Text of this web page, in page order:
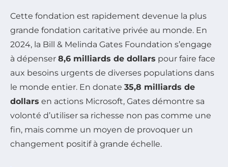
Cette fondation est rapidement devenue la plus
grande fondation caritative privée au monde. En
2024, la Bill & Melinda Gates Foundation s’engage
à dépenser 8,6 milliards de dollars pour faire face
aux besoins urgents de diverses populations dans
le monde entier. En donate 35,8 milliards de
dollars en actions Microsoft, Gates démontre sa
volonté d’utiliser sa richesse non pas comme une
fin, mais comme un moyen de provoquer un
changement positif à grande échelle.